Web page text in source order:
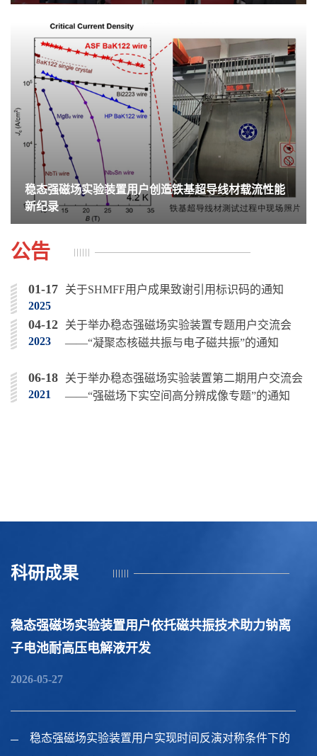
​稳态强磁场实验装置用户创造铁基超导线材载流性能
新纪录
公告
01-17
2025
​关于SHMFF用户成果致谢引用标识码的通知
04-12
2023
关于举办稳态强磁场实验装置专题用户交流会
——“凝聚态核磁共振与电子磁共振”的通知
06-18
2021
关于举办稳态强磁场实验装置第二期用户交流会
——“强磁场下实空间高分辨成像专题”的通知
科研成果
稳态强磁场实验装置用户依托磁共振技术助力钠离
子电池耐高压电解液开发
2026-05-27
稳态强磁场实验装置用户实现时间反演对称条件下的